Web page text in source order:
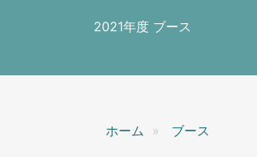
2021年度 ブース
ホーム ブース